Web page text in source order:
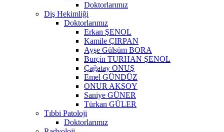
Doktorlarımız
Diş Hekimliği
Doktorlarımız
Erkan ŞENOL
Kamile ÇIRPAN
Ayşe Gülsüm BORA
Burçin TURHAN ŞENOL
Çağatay ONUŞ
Emel GÜNDÜZ
ONUR AKSOY
Saniye GÜNER
Türkan GÜLER
Tıbbi Patoloji
Doktorlarımız